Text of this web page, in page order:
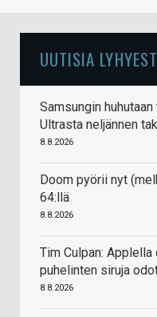
UUTISIA
Samsungin
Ultrasta neljännen
8.8.2026
Doom pyörii nyt
64:llä
8.8.2026
Tim Culpan:
puhelinten siruja
8.8.2026